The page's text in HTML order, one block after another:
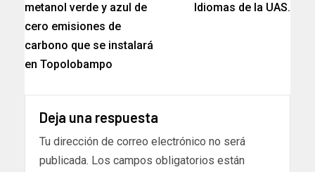
metanol verde y azul de
cero emisiones de
carbono que se instalará
en Topolobampo
Idiomas de la UAS.
Deja una respuesta
Tu dirección de correo electrónico no será
publicada. Los campos obligatorios están